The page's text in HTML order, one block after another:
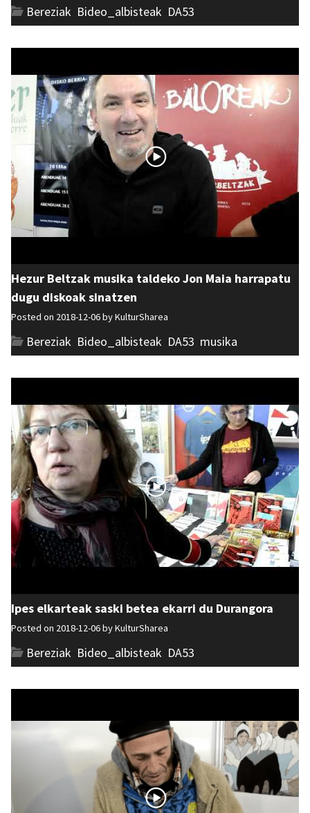
Bereziak Bideo_albisteak DA53
Hezur Beltzak musika taldeko Jon Maia harrapatu
dugu diskoak sinatzen
Posted on 2018-12-06 byKulturSharea
Bereziak Bideo_albisteak DA53 musika
Ipes elkarteak saski betea ekarri du Durangora
Posted on 2018-12-06 byKulturSharea
Bereziak Bideo_albisteak DA53